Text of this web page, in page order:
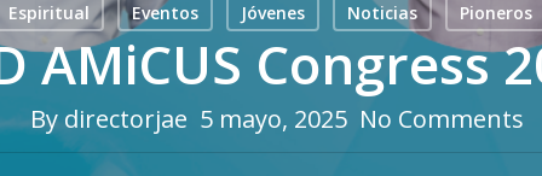
Espiritual Eventos Jóvenes Noticias Pioneros
AMiCUS Congress
By directorjae 5 mayo, 2025 No Comments